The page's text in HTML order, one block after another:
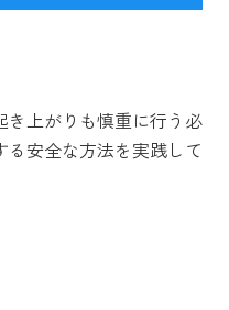
き上がりも慎重に行う必
安全な方法を実践して